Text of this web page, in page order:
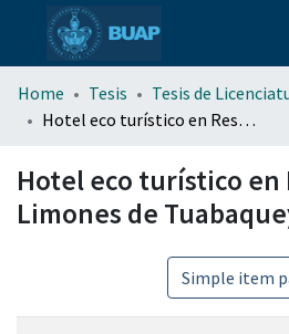
menu.section.about_menu
Home Tesis
Tesis de
Hotel eco turístico en Reserva natural Limones de Tuabaquey, Cuba
Hotel eco turístico en
Limones de
Simple item